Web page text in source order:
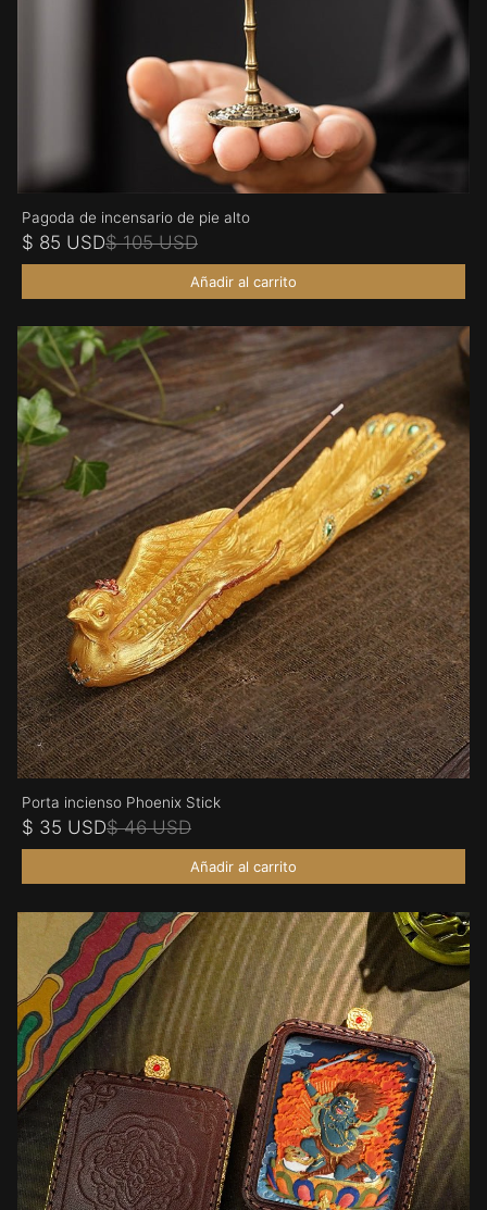
Pagoda de incensario de pie alto
$ 85 USD$ 105 USD
Añadir al carrito
Porta incienso Phoenix Stick
$ 35 USD$ 46 USD
Añadir al carrito